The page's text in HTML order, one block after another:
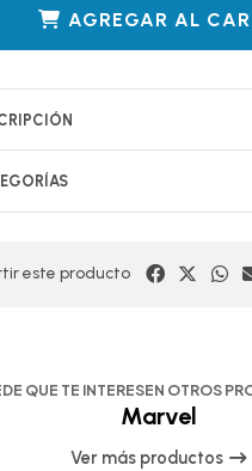
AGREGAR AL
este producto
QUE TE INTERESEN OTROS
Marvel
Ver más productos